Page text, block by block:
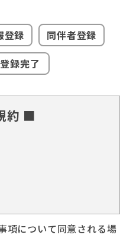
登録
同伴者登録
登録完了
約 ■
項について同意される場